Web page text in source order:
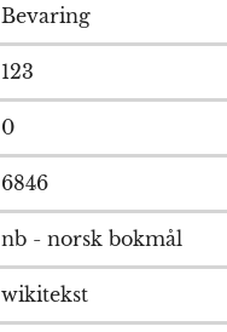
Bevaring
123
0
6846
nb - norsk bokmål
wikitekst